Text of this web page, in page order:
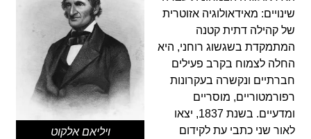
ויליאם אלקוט
שינויים: מאידאולוגיה אזוטרית
של קהילה דתית קטנה
המתמקדת בשגשוג רוחני, היא
החלה לצמוח בקרב פעילים
חברתיים ונקשרה בעקרונות
רפורמטוריים, מוסריים
ומדעיים. בשנת 1837, יצאו
לאור שני כתבי עת לקידום